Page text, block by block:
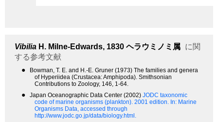
Vibilia H. Milne-Edwards, 1830 ヘラウミノミ属 に関
する参考文献
●
Bowman, T. E. and H.-E. Gruner (1973) The families and genera
of Hyperiidea (Crustacea: Amphipoda). Smithsonian
Contributions to Zoology, 146, 1-64.
● Japan Oceanographic Data Center (2002) JODC taxonomic
code of marine organisms (plankton). 2001 edition. In: Marine
Organisms Data, accessed through
http://www.jodc.go.jp/data/biology.html.